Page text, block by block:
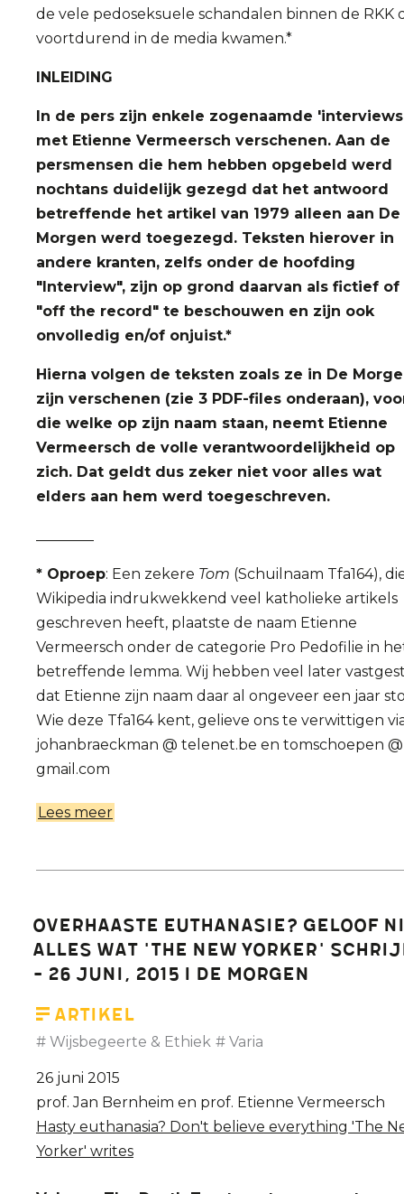
de vele pedoseksuele schandalen binnen de RKK
voortdurend in de media kwamen.*
INLEIDING
In de pers zijn enkele zogenaamde
met Etienne Vermeersch verschenen. Aan de
persmensen die hem hebben opgebeld werd
nochtans duidelijk gezegd dat het antwoord
betreffende het artikel van 1979 alleen aan De
Morgen werd toegezegd. Teksten hierover in
andere kranten, zelfs onder de hoofding
"Interview", zijn op grond daarvan als fictief of
"off the record" te beschouwen en zijn ook
onvolledig en/of onjuist.*
Hierna volgen de teksten zoals ze in De
zijn verschenen (zie 3 PDF-files onderaan),
die welke op zijn naam staan, neemt Etienne
Vermeersch de volle verantwoordelijkheid op
zich. Dat geldt dus zeker niet voor alles wat
elders aan hem werd toegeschreven.
* Oproep: Een zekere Tom (Schuilnaam Tfa164),
Wikipedia indrukwekkend veel katholieke artikels
geschreven heeft, plaatste de naam Etienne
Vermeersch onder de categorie Pro Pedofilie in
betreffende lemma. Wij hebben veel later
dat Etienne zijn naam daar al ongeveer een jaar
Wie deze Tfa164 kent, gelieve ons te verwittigen
johanbraeckman @ telenet.be en tomschoepen @
gmail.com
Lees meer
de
correcte
gegevens.
Overhaaste euthanasie? Geloof
alles wat 'The New Yorker'
- 26 Juni, 2015 I De Morgen
Artikel
Wijsbegeerte & Ethiek Varia
26 juni 2015
prof. Jan Bernheim en prof. Etienne Vermeersch
Hasty euthanasia? Don't believe everything 'The
Yorker' writes